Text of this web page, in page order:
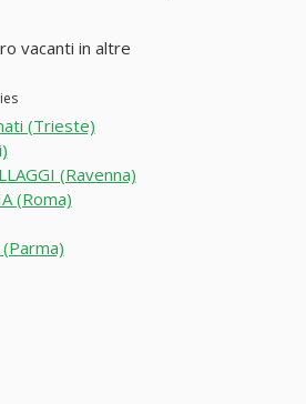
vacanti in altre
(Trieste)
(Ravenna)
(Roma)